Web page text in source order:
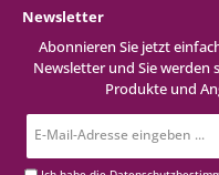
Newsletter
Abonnieren Sie jetzt
Newsletter und Sie werden
Produkte und